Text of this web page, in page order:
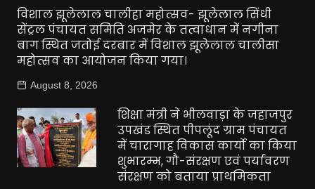
विशाल झूलेलाल चालीहा महोत्सव- झूलेलाल सिंधी
सेंट्रल पंचायत समिति अजमेर के तत्वाधान में नगीना
बाग स्थित जतोई दरबार में विशाल झूलेलाल चालीसा
महोत्सव का आयोजन किया गया।
August 8, 2026
शिक्षा मंत्री ने भीलवाड़ा के जहाजपुर
उपखंड स्थित पीपलूंद ग्राम पंचायत
में चारागाह विकास कार्यो का किया
शुभारम्भ, गौ-संरक्षण एवं पर्यावरण
संरक्षण को बताया प्राथमिकता